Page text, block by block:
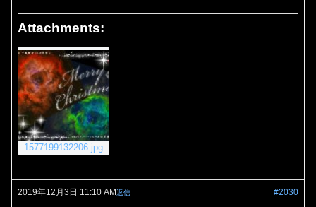
Attachments:
1577199132206.jpg
2019年12月3日 11:10 AM #2030
返信